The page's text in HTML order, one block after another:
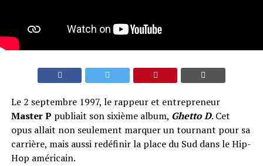
Le 2 septembre 1997, le rappeur et entrepreneur
Master P publiait son sixième album, Ghetto D. Cet
opus allait non seulement marquer un tournant pour sa
carrière, mais aussi redéfinir la place du Sud dans le Hip-
Hop américain.